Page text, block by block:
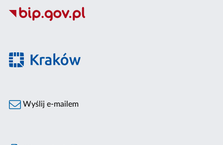
Wyślij e-mailem